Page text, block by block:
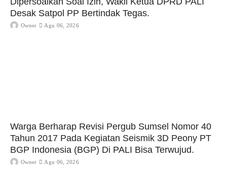
Desak Satpol PP Bertindak Tegas.
Owner Agu 06, 2026
Warga Berharap Revisi Pergub Sumsel Nomor 40
Tahun 2017 Pada Kegiatan Seismik 3D Peony PT
BGP Indonesia (BGP) Di PALI Bisa Terwujud.
Owner Agu 06, 2026